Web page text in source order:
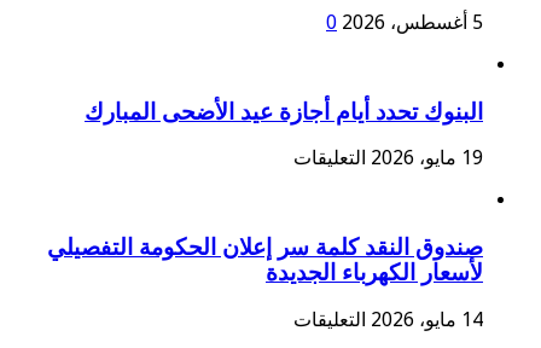
5 أغسطس، 2026 0
البنوك تحدد أيام أجازة عيد الأضحى المبارك
19 مايو، 2026 التعليقات
أجازة
عيد
صندوق النقد كلمة سر إعلان الحكومة التفصيلي
لأسعار الكهرباء الجديدة
14 مايو، 2026 التعليقات